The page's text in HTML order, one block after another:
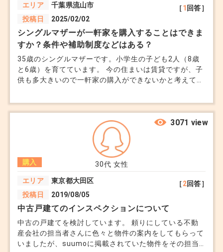
エリア
千葉県流山市
投稿日
2025/02/02
［1 回答］
シングルマザーが一軒家を購入することはできま
すか？条件や補助制度などはある？
35歳のシングルマザーです。小学生の子ども2人（8歳
と6歳）を育てています。 今の住まいは賃貸ですが、子
供も多大きいので一軒家の購入ができないかと考えてい
入を希望してはいますが、家計の負担になるならば諦め
ようとも思っています。 上のような条件で購入できる
予算などアドバイスいただきたいです。 一軒家購入時
に利用できる補助金や優遇制度、母子家庭向きの住宅ロ
ーンなどありましたら教えていただきたいです。
30代 女性
購入
エリア
東京都大田区
投稿日
2019/08/05
［2回答］
3071 view
中古戸建てのインスペクションについて
中古の戸建てを検討しています。 頼りにしている不動
産会社の担当者さんに色々と物件の案内をしてもらって
いましたが、suumoに掲載されていた物件をその担当